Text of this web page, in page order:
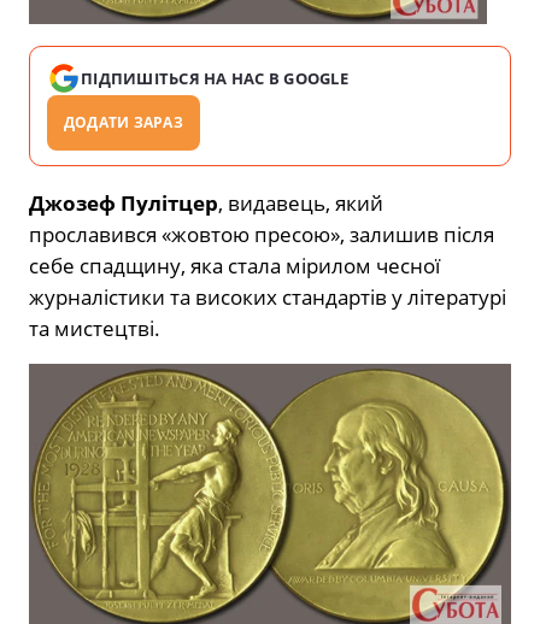
ПІДПИШІТЬСЯ НА НАС В GOOGLE
ДОДАТИ ЗАРАЗ
Джозеф Пулітцер, видавець, який
прославився «жовтою пресою», залишив після
себе спадщину, яка стала мірилом чесної
журналістики та високих стандартів у літературі
та мистецтві.